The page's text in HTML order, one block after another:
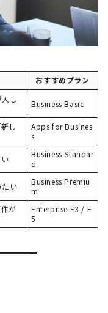
おすすめプラン
し
Business Basic
し
Apps for Busines
s
Business Standar
d
い
Business Premiu
m
が
Enterprise E3 / E
5